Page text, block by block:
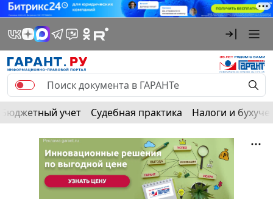
Бюджетный учет Судебная практика Налоги и